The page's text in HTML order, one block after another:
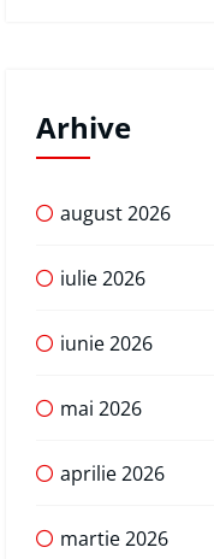
Arhive
august 2026
iulie 2026
iunie 2026
mai 2026
aprilie 2026
martie 2026